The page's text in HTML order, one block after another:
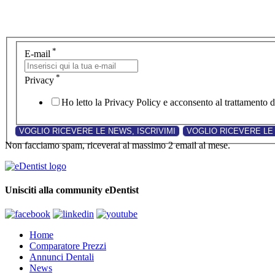
E-mail *
Privacy *
Ho letto la Privacy Policy e acconsento al trattamento
Non facciamo spam, riceverai al massimo 2 email al mese.
Unisciti alla community eDentist
Home
Comparatore Prezzi
Annunci Dentali
News